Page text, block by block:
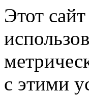
Этот
с этими